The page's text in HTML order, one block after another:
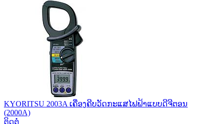
KYORITSU 2003A ເຄື່ອງຄີບວັດກະແສໄຟຟ້າແບບດີຈີຕອນ
(2000A)
ຕິດຕໍ່